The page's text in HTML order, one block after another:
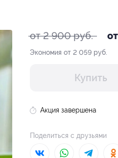
от 2 900 руб.
Экономия от 2 059 руб.
Купить
Акция завершена
Поделиться с друзьями